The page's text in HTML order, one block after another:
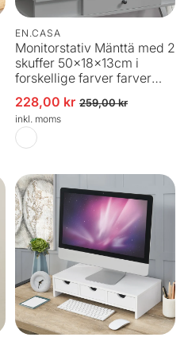
EN.CASA
Monitorstativ Mänttä med 2
skuffer 50x18x13cm i
forskellige farver farver
Udsalgspris
228,00 kr
Normalpris259,00 kr
inkl. moms